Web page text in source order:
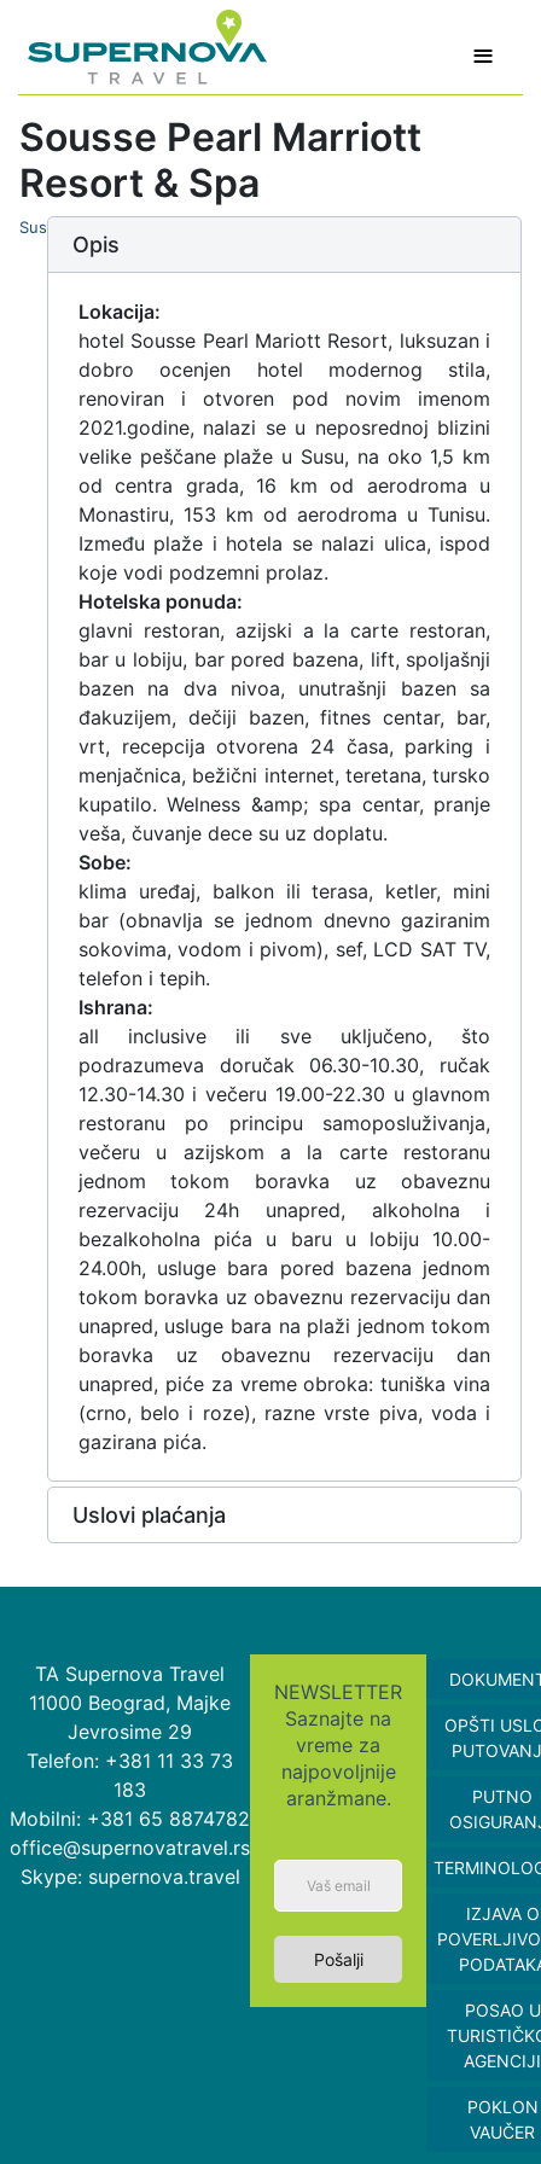
≡
Sousse Pearl Marriott
Resort & Spa
Sus
Opis
Lokacija:
hotel Sousse Pearl Mariott Resort, luksuzan i
dobro ocenjen hotel modernog stila,
renoviran i otvoren pod novim imenom
2021.godine, nalazi se u neposrednoj blizini
velike peščane plaže u Susu, na oko 1,5 km
od centra grada, 16 km od aerodroma u
Monastiru, 153 km od aerodroma u Tunisu.
Između plaže i hotela se nalazi ulica, ispod
koje vodi podzemni prolaz.
Hotelska ponuda:
glavni restoran, azijski a la carte restoran,
bar u lobiju, bar pored bazena, lift, spoljašnji
bazen na dva nivoa, unutrašnji bazen sa
đakuzijem, dečiji bazen, fitnes centar, bar,
vrt, recepcija otvorena 24 časa, parking i
menjačnica, bežični internet, teretana, tursko
kupatilo. Welness &amp; spa centar, pranje
veša, čuvanje dece su uz doplatu.
Sobe:
klima uređaj, balkon ili terasa, ketler, mini
bar (obnavlja se jednom dnevno gaziranim
sokovima, vodom i pivom), sef, LCD SAT TV,
telefon i tepih.
Ishrana:
all inclusive ili sve uključeno, što
podrazumeva doručak 06.30-10.30, ručak
12.30-14.30 i večeru 19.00-22.30 u glavnom
restoranu po principu samoposluživanja,
večeru u azijskom a la carte restoranu
jednom tokom boravka uz obaveznu
rezervaciju 24h unapred, alkoholna i
bezalkoholna pića u baru u lobiju 10.00-
24.00h, usluge bara pored bazena jednom
tokom boravka uz obaveznu rezervaciju dan
unapred, usluge bara na plaži jednom tokom
boravka uz obaveznu rezervaciju dan
unapred, piće za vreme obroka: tuniška vina
(crno, belo i roze), razne vrste piva, voda i
gazirana pića.
Uslovi plaćanja
TA Supernova Travel
11000 Beograd, Majke
Jevrosime 29
Telefon: +381 11 33 73
183
Mobilni: +381 65 8874782
office@supernovatravel.rs
Skype: supernova.travel
NEWSLETTER
Saznajte na
vreme za
najpovoljnije
aranžmane.
Pošalji
OPŠTI
PUTNO
IZJAVA O
POSAO U
AGENCIJI
POKLON
VAUČER